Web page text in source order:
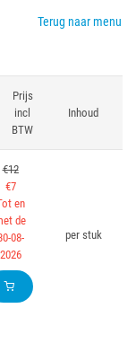
Terug naar menu
Prijs
incl
BTW
Inhoud
€12
€7
en
de
08-
2026
per stuk